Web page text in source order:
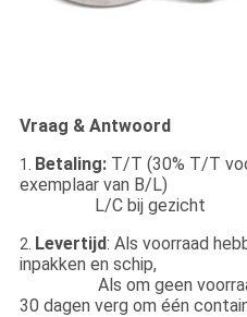
Vraag & Antwoord
1. Betaling:T/T (30% T/T
exemplaar van B/L)
L/C bij gezicht
2. Levertijd: Als voorraad
inpakken en schip,
Als om geen
30 dagen verg om één